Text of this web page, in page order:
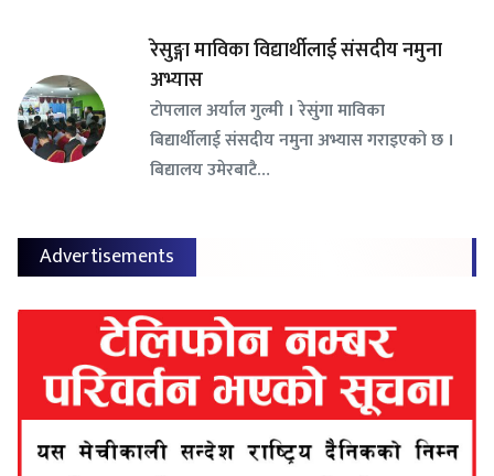
रेसुङ्गा माविका विद्यार्थीलाई संसदीय नमुना
अभ्यास
टोपलाल अर्याल गुल्मी । रेसुंगा माविका
बिद्यार्थीलाई संसदीय नमुना अभ्यास गराइएको छ ।
बिद्यालय उमेरबाटै…
Advertisements